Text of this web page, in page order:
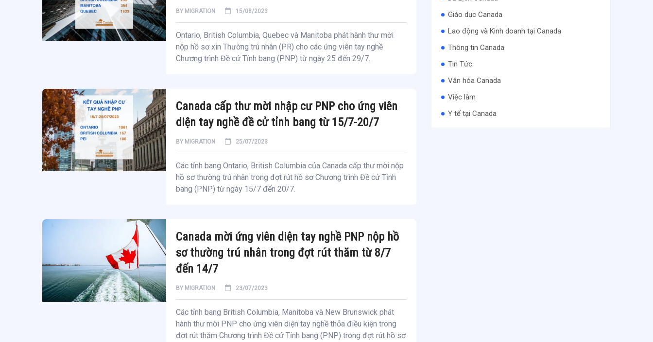
BY MIGRATION 15/08/2023
Ontario, British Columbia, Quebec và Manitoba phát hành thư mời
nộp hồ sơ xin Thường trú nhân (PR) cho các ứng viên tay nghề
Chương trình Đề cử Tỉnh bang (PNP) từ ngày 25 đến 29/7.
Canada cấp thư mời nhập cư PNP cho ứng viên
diện tay nghề đề cử tỉnh bang từ 15/7-20/7
BY MIGRATION 25/07/2023
Các tỉnh bang Ontario, British Columbia của Canada cấp thư mời nộp
hồ sơ thường trú nhân trong đợt rút hồ sơ Chương trình Đề cử Tỉnh
bang (PNP) từ ngày 15/7 đến 20/7.
Canada mời ứng viên diện tay nghề PNP nộp hồ
sơ thường trú nhân trong đợt rút thăm từ 8/7
đến 14/7
BY MIGRATION 23/07/2023
Các tỉnh bang British Columbia, Manitoba và New Brunswick phát
hành thư mời PNP cho ứng viên diện tay nghề thỏa điều kiện trong
đợt rút thăm Chương trình Đề cử Tỉnh bang (PNP) trong đợt rút hồ sơ
Giáo dục Canada
Lao động và Kinh doanh tại Canada
Thông tin Canada
Tin Tức
Văn hóa Canada
Việc làm
Y tế tại Canada